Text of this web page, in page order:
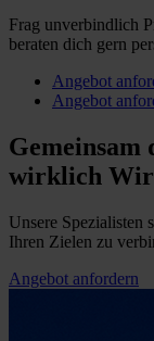
Frag unverbindlich
beraten dich gern
Angebot
Angebot
Gemeinsam
wirklich
Unsere Spezialisten
Ihren Zielen zu
Angebot anfordern